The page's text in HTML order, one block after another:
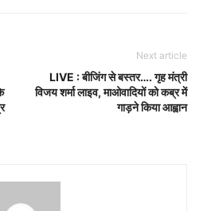
Next article
LIVE : बीजिंग से बस्तर…. गृह मंत्री
विजय शर्मा लाइव, माओवादियों को कब्र में
गाड़ने किया आह्वान